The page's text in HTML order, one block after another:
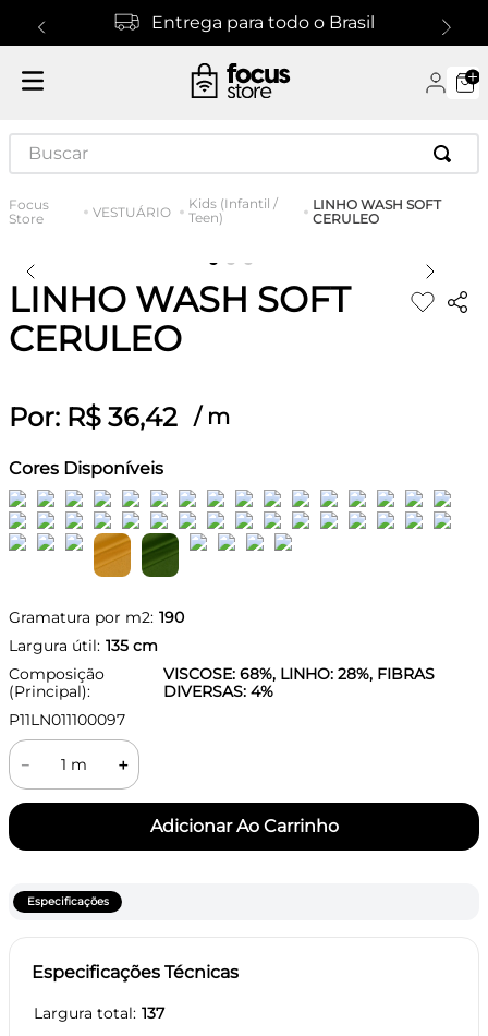
Entrega para todo o Brasil
Buscar
VESTUÁRIO
Kids (Infantil /
Teen)
LINHO WASH SOFT
CERULEO
LINHO WASH SOFT
CERULEO
Por: R$ 36,42 / m
Cores Disponíveis
Gramatura por m2: 190
Largura útil: 135 cm
Composição
(Principal):
VISCOSE: 68%, LINHO: 28%, FIBRAS
DIVERSAS: 4%
P11LN011100097
＋
－
Especificações
Especificações Técnicas
Largura total 137